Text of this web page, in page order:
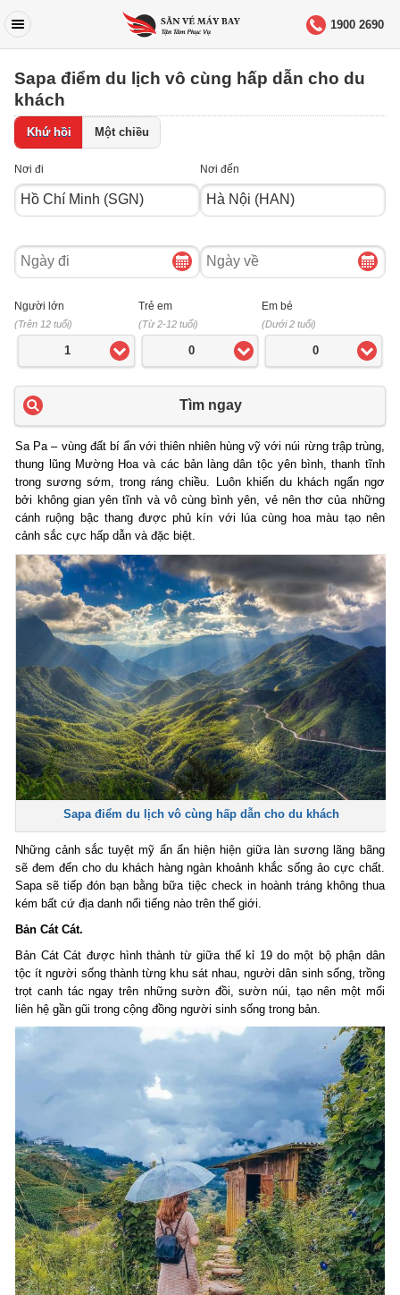
1900 2690
Sapa điểm du lịch vô cùng hấp dẫn cho du
khách
Khứ hồi Một chiều
Nơi đi Nơi đến
Ngày
đi
Ngày
về
Người lớn
(Trên 12 tuổi)
1
Trẻ em
(Từ 2-12 tuổi)
0
Em bé
(Dưới 2 tuổi)
0
Tìm ngay
Sa Pa – vùng đất bí ẩn với thiên nhiên hùng vỹ với núi rừng trập trùng,
thung lũng Mường Hoa và các bản làng dân tộc yên bình, thanh tĩnh
trong sương sớm, trong ráng chiều. Luôn khiến du khách ngẩn ngơ
bởi không gian yên tĩnh và vô cùng bình yên, vẻ nên thơ của những
cánh ruộng bậc thang được phủ kín với lúa cùng hoa màu tạo nên
cảnh sắc cực hấp dẫn và đặc biệt.
Sapa điểm du lịch vô cùng hấp dẫn cho du khách
Những cảnh sắc tuyệt mỹ ẩn ẩn hiện hiện giữa làn sương lãng bãng
sẽ đem đến cho du khách hàng ngàn khoảnh khắc sống ảo cực chất.
Sapa sẽ tiếp đón bạn bằng bữa tiệc check in hoành tráng không thua
kém bất cứ địa danh nổi tiếng nào trên thế giới.
Bản Cát Cát.
Bản Cát Cát được hình thành từ giữa thế kỉ 19 do một bộ phận dân
tộc ít người sống thành từng khu sát nhau, người dân sinh sống, trồng
trọt canh tác ngay trên những sườn đồi, sườn núi, tạo nên một mối
liên hệ gần gũi trong cộng đồng người sinh sống trong bản.